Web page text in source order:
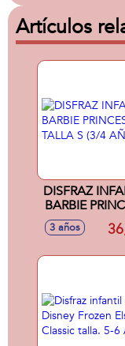
Artículos
DISFRAZ
BARBIE
TALLA S
AÑOS)
3 años